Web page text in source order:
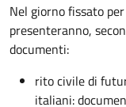
Nel giorno fissato
presenteranno,
documenti:
rito civile di
italiani: